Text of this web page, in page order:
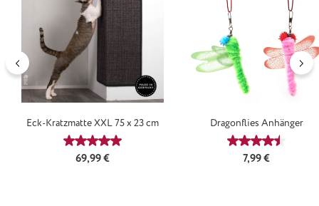
Eck-Kratzmatte XXL 75 x 23 cm
Durchschnittliche Bewertung von 4.88 von 5
Regulärer Preis:
69,99 €
Dragonflies Anhänger
Regulärer Preis:
7,99 €